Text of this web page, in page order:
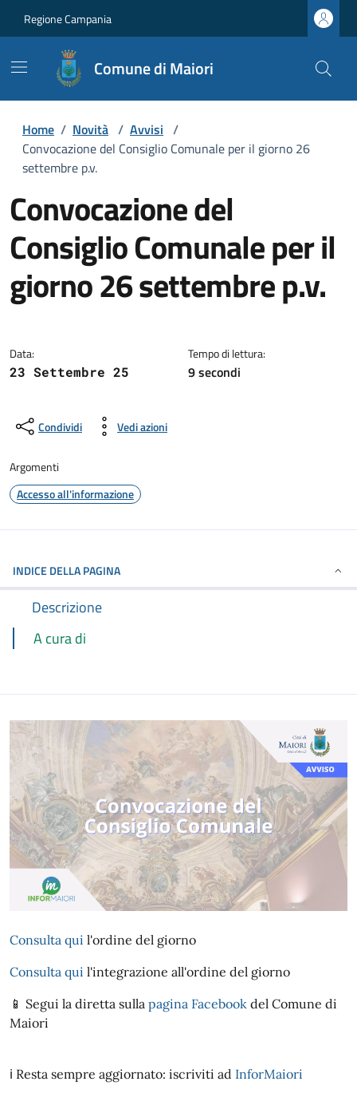
Regione Campania
Comune di Maiori
Home / Novità / Avvisi /
Convocazione del Consiglio Comunale per il giorno 26
settembre p.v.
Convocazione del
Consiglio Comunale per il
giorno 26 settembre p.v.
Data:
23 Settembre 25
Tempo di lettura:
9 secondi
Condividi Vedi azioni
Argomenti
Accesso all'informazione
INDICE DELLA PAGINA
Descrizione
A cura di
Consulta qui l'ordine del giorno
Consulta qui l'integrazione all'ordine del giorno
📱 Segui la diretta sulla pagina Facebook del Comune di
Maiori
ℹ️ Resta sempre aggiornato: iscriviti ad InforMaiori